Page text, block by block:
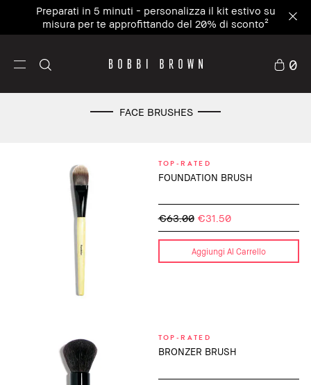
Preparati in 5 minuti - personalizza il kit estivo su
misura per te approfittando del 20% di sconto²
0
FACE BRUSHES
TOP-RATED
FOUNDATION BRUSH
€63.00 €31.50
Aggiungi Al Carrello
TOP-RATED
BRONZER BRUSH